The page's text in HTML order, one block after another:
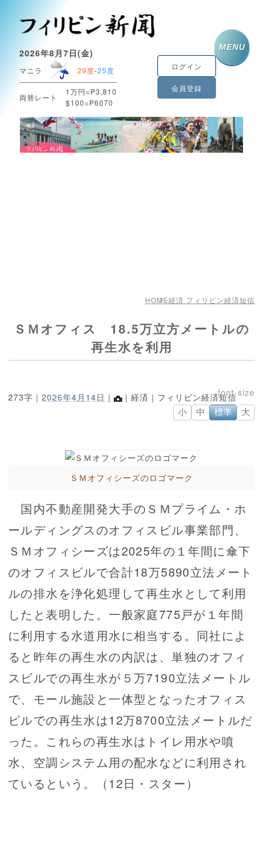
2026年8月7日(金)
マニラ 29度-25度
両替レート
1万円=P3,810
$100=P6070
ログイン
会員登録
MENU
HOME経済 フィリピン経済短信
ＳＭオフィス 18.5万立方メートルの
再生水を利用
273字｜ 2026年4月14日 ｜ ｜経済｜フィリピン経済短信
小 中 標準 大
ＳＭオフィシーズのロゴマーク
国内不動産開発大手のＳＭプライム・ホ
ールディングスのオフィスビル事業部門、
ＳＭオフィシーズは2025年の１年間に傘下
のオフィスビルで合計18万5890立法メート
ルの排水を浄化処理して再生水として利用
したと表明した。一般家庭775戸が１年間
に利用する水道用水に相当する。同社によ
ると昨年の再生水の内訳は、単独のオフィ
スビルでの再生水が５万7190立法メートル
で、モール施設と一体型となったオフィス
ビルでの再生水は12万8700立法メートルだ
った。これらの再生水はトイレ用水や噴
水、空調システム用の配水などに利用され
ているという。（12日・スター）